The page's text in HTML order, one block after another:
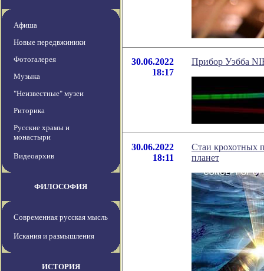
Афиша
Новые передвжиники
Фотогалерея
Музыка
"Неизвестные" музеи
Риторика
Русские храмы и
монастыри
Видеоархив
ФИЛОСОФИЯ
Современная русская мысль
Искания и размышления
ИСТОРИЯ
30.06.2022
18:17
Прибор Уэбба
30.06.2022
18:11
Стаи крохотных
планет